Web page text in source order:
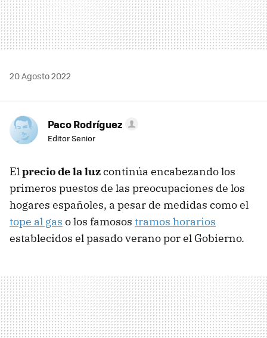
20 Agosto 2022
Paco Rodríguez
Editor Senior
Elprecio de la luzcontinúa encabezando los
primeros puestos de las preocupaciones de los
hogares españoles, a pesar de medidas como el
tope al gas o los famosos tramos horarios
establecidos el pasado verano por el Gobierno.